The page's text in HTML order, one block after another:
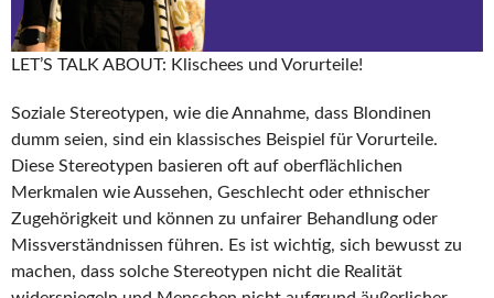
LET’S TALK ABOUT: Klischees und Vorurteile!
Soziale Stereotypen, wie die Annahme, dass Blondinen
dumm seien, sind ein klassisches Beispiel für Vorurteile.
Diese Stereotypen basieren oft auf oberflächlichen
Merkmalen wie Aussehen, Geschlecht oder ethnischer
Zugehörigkeit und können zu unfairer Behandlung oder
Missverständnissen führen. Es ist wichtig, sich bewusst zu
machen, dass solche Stereotypen nicht die Realität